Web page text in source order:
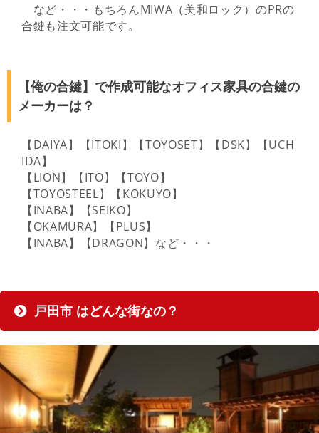
など・・・もちろんMIWA（美和ロック）のPRの
合鍵も注文可能です。
【俺の合鍵】で作成可能なオフィス家具の合鍵の
メーカーは？
【DAIYA】【ITOKI】【TOYOSET】【DSK】【UCH
IDA】
【LION】【ITO】【TOYO】
【TOYOSTEEL】【KOKUYO】
【INABA】【SEIKO】
【OKAMURA】【PLUS】
【INABA】【DRAGON】など・・・
戸田市 はどんな街なの？